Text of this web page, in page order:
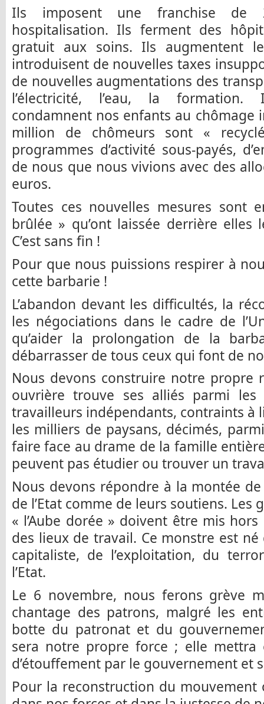
Ils imposent une franchise de
hospitalisation. Ils ferment des
gratuit aux soins. Ils augmentent
introduisent de nouvelles taxes
de nouvelles augmentations des
l’électricité, l’eau, la formation.
condamnent nos enfants au chômage
million de chômeurs sont «
programmes d’activité sous-payés,
de nous que nous vivions avec des
euros.
Toutes ces nouvelles mesures sont
brûlée » qu’ont laissée derrière elles
C’est sans fin !
Pour que nous puissions respirer à
cette barbarie !
L’abandon devant les difficultés, la
les négociations dans le cadre de
qu’aider la prolongation de la
débarrasser de tous ceux qui font de
Nous devons construire notre propre
ouvrière trouve ses alliés parmi les
travailleurs indépendants, contraints à
les milliers de paysans, décimés,
faire face au drame de la famille
peuvent pas étudier ou trouver un
Nous devons répondre à la montée
de l’Etat comme de leurs soutiens. Les
« l’Aube dorée » doivent être mis
des lieux de travail. Ce monstre est
capitaliste, de l’exploitation, du
l’Etat.
Le 6 novembre, nous ferons grève
chantage des patrons, malgré les
botte du patronat et du
sera notre propre force ; elle mettra
d’étouffement par le gouvernement et
Pour la reconstruction du mouvement